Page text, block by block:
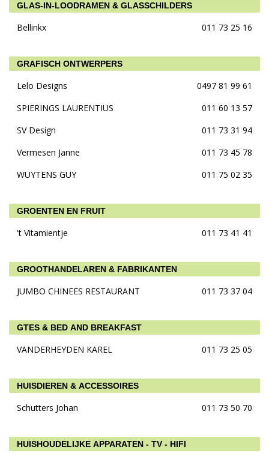
GLAS-IN-LOODRAMEN & GLASSCHILDERS
Bellinkx 011 73 25 16
GRAFISCH ONTWERPERS
Lelo Designs
0497 81 99 61
SPIERINGS LAURENTIUS
011 60 13 57
SV Design
011 73 31 94
Vermesen Janne
011 73 45 78
WUYTENS GUY
011 75 02 35
GROENTEN EN FRUIT
't Vitamientje 011 73 41 41
GROOTHANDELAREN & FABRIKANTEN
JUMBO CHINEES RESTAURANT 011 73 37 04
GTES & BED AND BREAKFAST
VANDERHEYDEN KAREL 011 73 25 05
HUISDIEREN & ACCESSOIRES
Schutters Johan 011 73 50 70
HUISHOUDELIJKE APPARATEN - TV - HIFI